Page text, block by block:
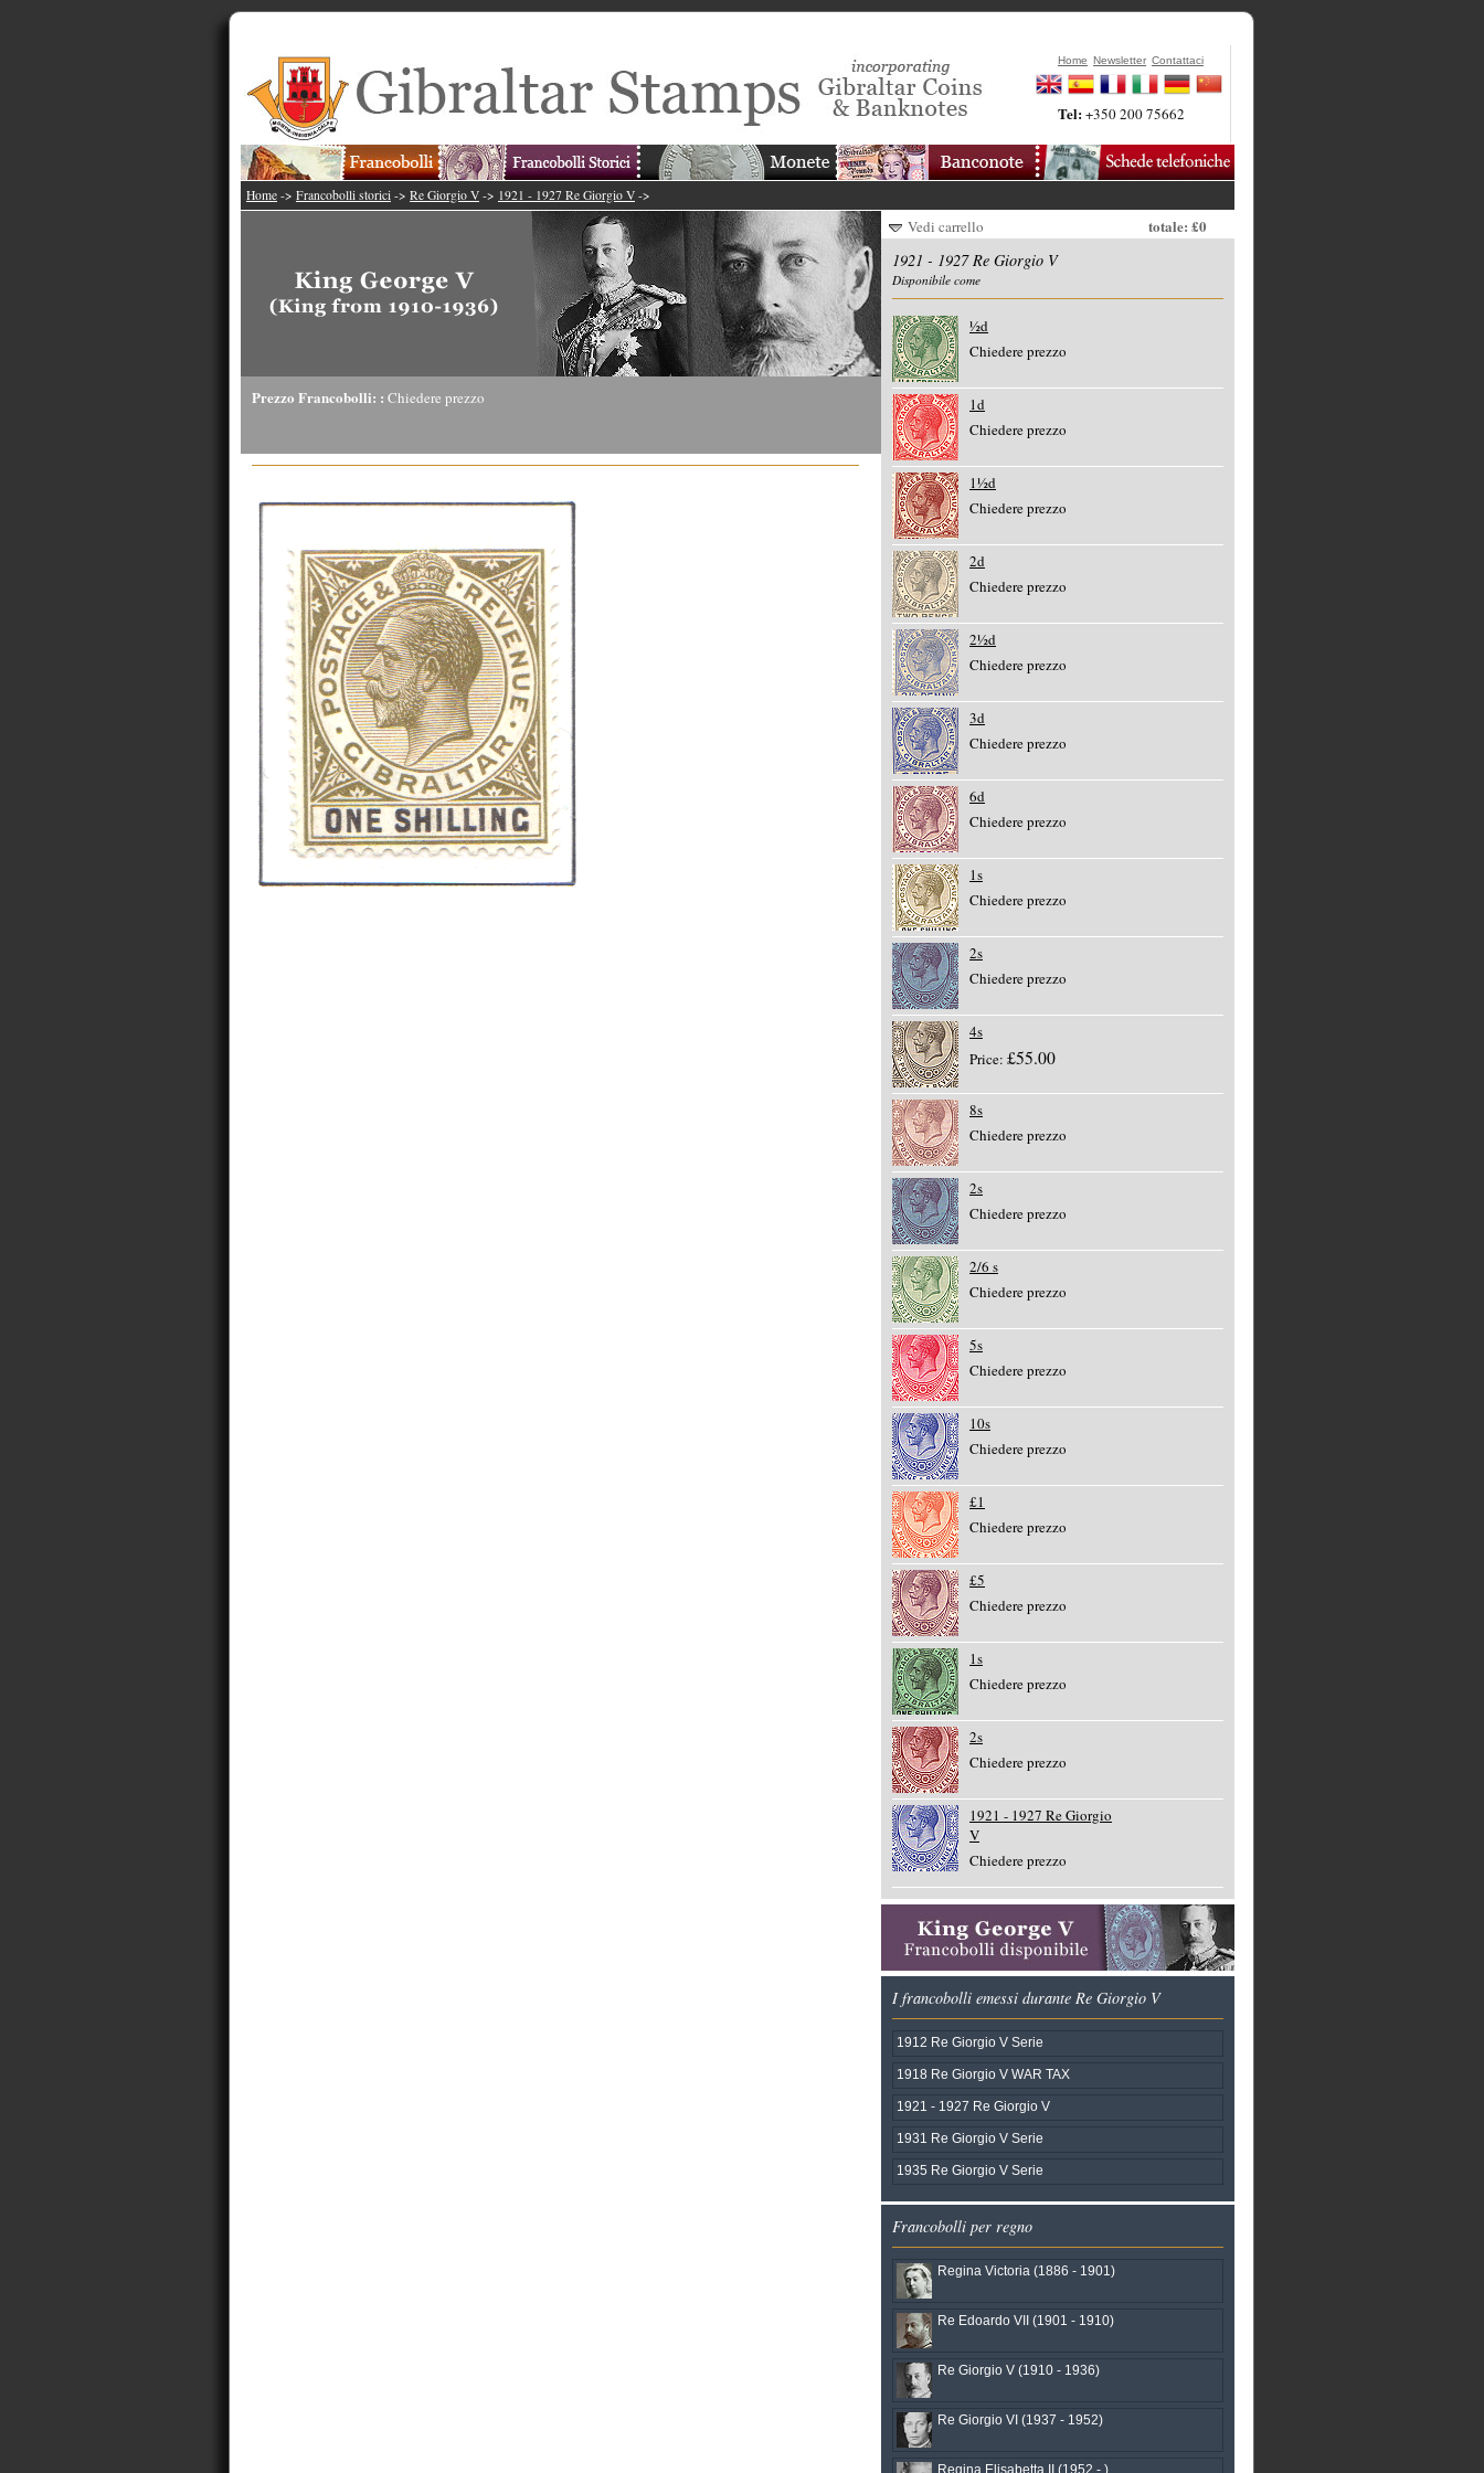
Home Newsletter Contattaci
Tel:+350 200 75662
Home -> Francobolli storici -> Re Giorgio V -> 1921 - 1927 Re Giorgio V ->
Prezzo Francobolli: : Chiedere prezzo
Vedi carrello
totale: £0
1921 - 1927 Re Giorgio V
Disponibile come
½d
Chiedere prezzo
1d
Chiedere prezzo
1½d
Chiedere prezzo
2d
Chiedere prezzo
2½d
Chiedere prezzo
3d
Chiedere prezzo
6d
Chiedere prezzo
1s
Chiedere prezzo
2s
Chiedere prezzo
4s
Price: £55.00
8s
Chiedere prezzo
2s
Chiedere prezzo
2/6 s
Chiedere prezzo
5s
Chiedere prezzo
10s
Chiedere prezzo
£1
Chiedere prezzo
£5
Chiedere prezzo
1s
Chiedere prezzo
2s
Chiedere prezzo
1921 - 1927 Re Giorgio
V
Chiedere prezzo
I francobolli emessi durante Re Giorgio V
1912 Re Giorgio V Serie
1918 Re Giorgio V WAR TAX
1921 - 1927 Re Giorgio V
1931 Re Giorgio V Serie
1935 Re Giorgio V Serie
Francobolli per regno
Regina Victoria (1886 - 1901)
Re Edoardo VII (1901 - 1910)
Re Giorgio V (1910 - 1936)
Re Giorgio VI (1937 - 1952)
Regina Elisabetta II (1952 - )